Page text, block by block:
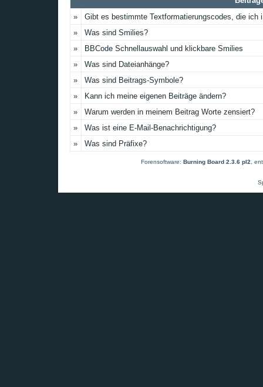
»
Gibt es bestimmte Textformatierungscodes, die ich
»
Was sind Smilies?
»
BBCode Schnellauswahl und klickbare Smilies
»
Was sind Dateianhänge?
»
Was sind Beitrags-Symbole?
»
Kann ich meine eigenen Beiträge ändern?
»
Warum werden in meinem Beitrag Worte zensiert?
»
Was ist eine E-Mail-Benachrichtigung?
»
Was sind Präfixe?
Forensoftware: Burning Board 2.3.6 pl2 ,